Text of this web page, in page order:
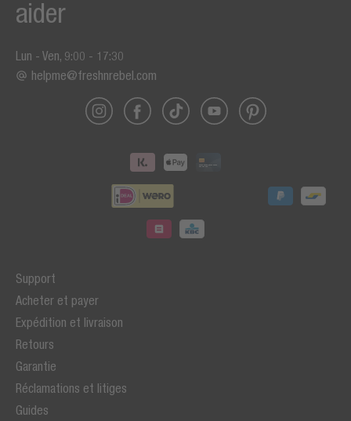
Support
Acheter et payer
Expédition et livraison
Retours
Garantie
Réclamations et litiges
Guides
aider
Lun - Ven, 9:00 - 17:30
helpme@freshnrebel.com